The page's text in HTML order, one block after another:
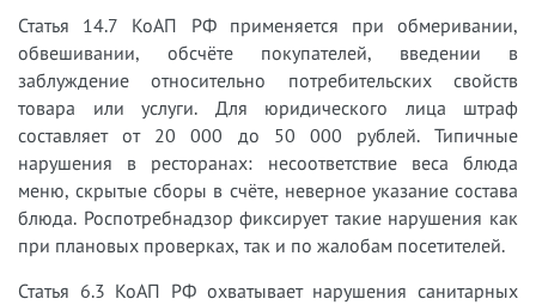
Статья 14.7 КоАП РФ применяется при обмеривании,
обвешивании, обсчёте покупателей, введении в
заблуждение относительно потребительских свойств
товара или услуги. Для юридического лица штраф
составляет от 20 000 до 50 000 рублей. Типичные
нарушения в ресторанах: несоответствие веса блюда
меню, скрытые сборы в счёте, неверное указание состава
блюда. Роспотребнадзор фиксирует такие нарушения как
при плановых проверках, так и по жалобам посетителей.
Статья 6.3 КоАП РФ охватывает нарушения санитарных